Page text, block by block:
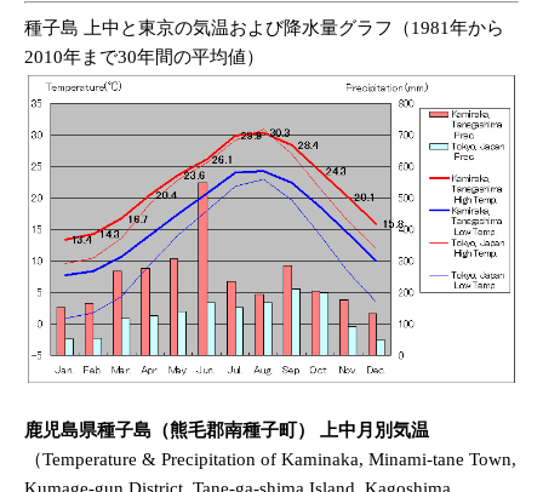
種子島 上中と東京の気温および降水量グラフ（1981年から
2010年まで30年間の平均値）
鹿児島県種子島（熊毛郡南種子町） 上中月別気温
（Temperature & Precipitation of Kaminaka, Minami-tane Town,